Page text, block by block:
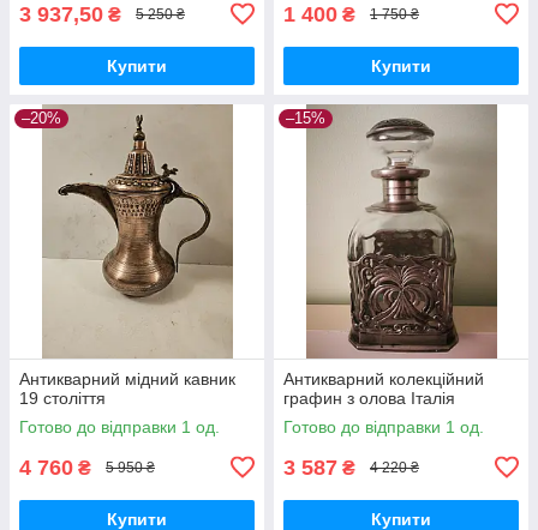
3 937,50 ₴ 5 250 ₴
Купити
1 400 ₴ 1 750 ₴
Купити
–20%
Антикварний мідний кавник
19 століття
Готово до відправки 1 од.
4 760 ₴ 5 950 ₴
Купити
–15%
Антикварний колекційний
графин з олова Італія
Готово до відправки 1 од.
3 587 ₴ 4 220 ₴
Купити